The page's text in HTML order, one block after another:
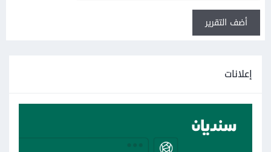
أضف التقرير
إعلانات